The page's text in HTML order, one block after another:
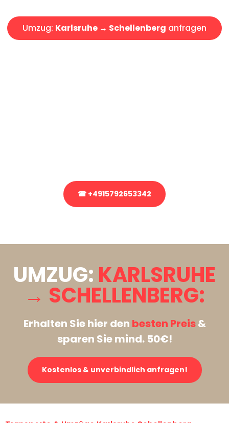
Umzug: Karlsruhe → Schellenberg anfragen
☎ +4915792653342
UMZUG: KARLSRUHE
→ SCHELLENBERG:
Erhalten Sie hier den besten Preis&
sparen Sie mind. 50€!
Kostenlos & unverbindlich anfragen!